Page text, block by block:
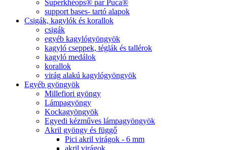
Superkhéops® par Puca®
support bases- tartó alapok
Csigák, kagylók és korallok
csigák
egyéb kagylógyöngyök
kagyló cseppek, téglák és tallérok
kagyló medálok
korallok
virág alakú kagylógyöngyök
Egyéb gyöngyök
Millefiori gyöngy
Lámpagyöngy
Kockagyöngyök
Egyedi kézműves lámpagyöngyök
Akril gyöngy és függő
Pici akril virágok - 6 mm